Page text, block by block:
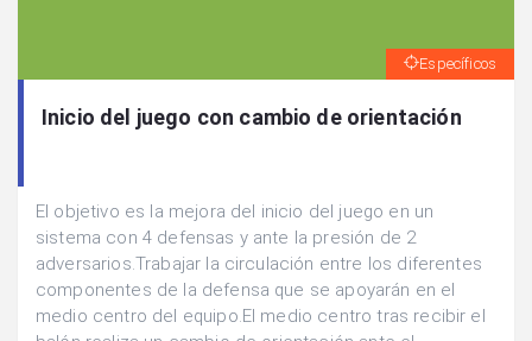
Específicos
Inicio del juego con cambio de orientación
El objetivo es la mejora del inicio del juego en un
sistema con 4 defensas y ante la presión de 2
adversarios.Trabajar la circulación entre los diferentes
componentes de la defensa que se apoyarán en el
medio centro del equipo.El medio centro tras recibir el